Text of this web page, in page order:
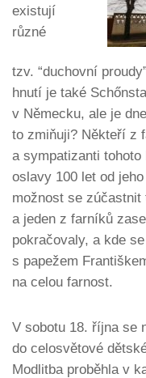
existují
různé
tzv. “duchovní
hnutí je také
v Německu, ale je
to zmiňuji? Někteří z
a sympatizanti
oslavy 100 let od
možnost se
a jeden z farníků
pokračovaly, a kde
s papežem
na celou farnost.
V sobotu 18. října se
do celosvětové
Modlitba proběhla v